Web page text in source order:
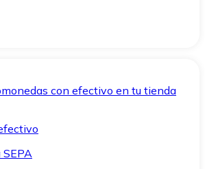
con efectivo en tu tienda